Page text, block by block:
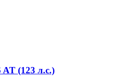
(123 л.с.)